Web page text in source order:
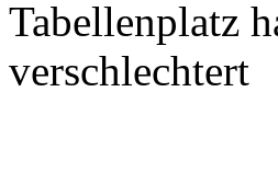
Tabellenplatz
verschlechtert